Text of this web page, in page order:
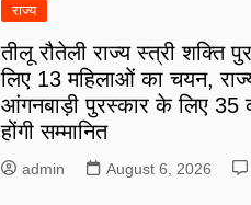
राज्य
तीलू रौतेली राज्य स्त्री शक्ति
लिए 13 महिलाओं का चयन,
आंगनबाड़ी पुरस्कार के लिए 35
होंगी सम्मानित
admin August 6, 2026